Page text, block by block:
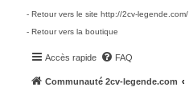
- Retour vers le site http://2cv-legende.com/
- Retour vers la boutique
Accès rapide FAQ
Communauté 2cv-legende.com